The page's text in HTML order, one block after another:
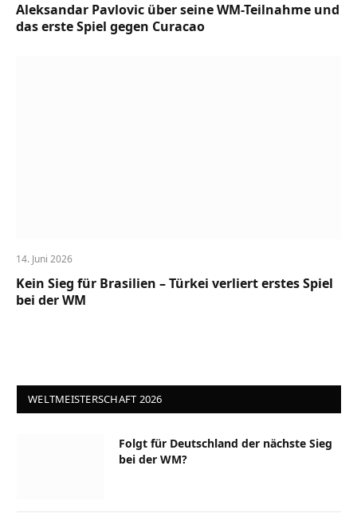
Aleksandar Pavlovic über seine WM-Teilnahme und
das erste Spiel gegen Curacao
14. Juni 2026
Kein Sieg für Brasilien – Türkei verliert erstes Spiel
bei der WM
WELTMEISTERSCHAFT 2026
Folgt für Deutschland der nächste Sieg
bei der WM?